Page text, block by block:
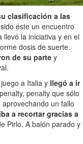
clasificación a las
éste un encuentro
la iniciativa y en el
dosis de suerte.
de su parte y
a Italia y llegó a ir
penalty que sólo
un fallo
iba a recortar gracias a
Pirlo. A balón parado y